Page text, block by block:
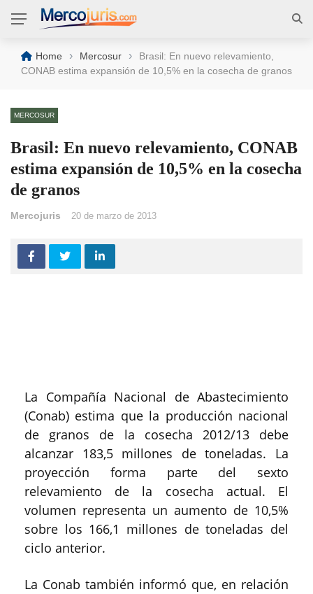
Home › Mercosur ›
Brasil: En nuevo relevamiento,
CONAB estima expansión de 10,5% en la cosecha de granos
MERCOSUR
Brasil: En nuevo relevamiento, CONAB
estima expansión de 10,5% en la cosecha
de granos
Mercojuris 20 de marzo de 2013
La Compañía Nacional de Abastecimiento
(Conab) estima que la producción nacional
de granos de la cosecha 2012/13 debe
alcanzar 183,5 millones de toneladas. La
proyección forma parte del sexto
relevamiento de la cosecha actual. El
volumen representa un aumento de 10,5%
sobre los 166,1 millones de toneladas del
ciclo anterior.
La Conab también informó que, en relación